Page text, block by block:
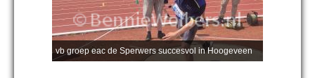
vb groep eac de Sperwers succesvol in Hoogeveen